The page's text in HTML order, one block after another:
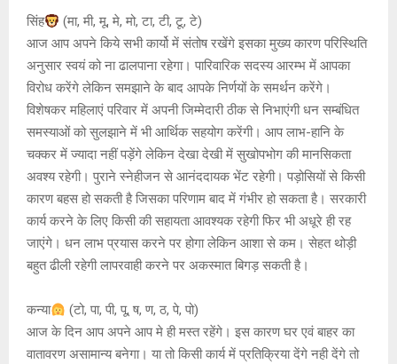
सिंह
(मा, मी, मू, मे, मो, टा, टी, टू, टे)
आज आप अपने किये सभी कार्यो में संतोष रखेंगे इसका मुख्य कारण परिस्थिति
अनुसार स्वयं को ना ढालपाना रहेगा। पारिवारिक सदस्य आरम्भ में आपका
विरोध करेंगे लेकिन समझाने के बाद आपके निर्णयों के समर्थन करेंगे।
विशेषकर महिलाएं परिवार में अपनी जिम्मेदारी ठीक से निभाएंगी धन सम्बंधित
समस्याओं को सुलझाने में भी आर्थिक सहयोग करेंगी। आप लाभ-हानि के
चक्कर में ज्यादा नहीं पड़ेंगे लेकिन देखा देखी में सुखोपभोग की मानसिकता
अवश्य रहेगी। पुराने स्नेहीजन से आनंददायक भेंट रहेगी। पड़ोसियों से किसी
कारण बहस हो सकती है जिसका परिणाम बाद में गंभीर हो सकता है। सरकारी
कार्य करने के लिए किसी की सहायता आवश्यक रहेगी फिर भी अधूरे ही रह
जाएंगे। धन लाभ प्रयास करने पर होगा लेकिन आशा से कम। सेहत थोड़ी
बहुत ढीली रहेगी लापरवाही करने पर अकस्मात बिगड़ सकती है।
कन्या
(टो, पा, पी, पू, ष, ण, ठ, पे, पो)
आज के दिन आप अपने आप मे ही मस्त रहेंगे। इस कारण घर एवं बाहर का
वातावरण असामान्य बनेगा। या तो किसी कार्य में प्रतिक्रिया देंगे नही देंगे तो